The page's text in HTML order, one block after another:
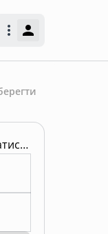
Змініть кількість гостей щоб дізнатись ціну